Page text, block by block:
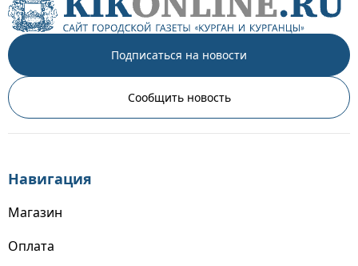
Подписаться на новости
Сообщить новость
Навигация
Магазин
Оплата